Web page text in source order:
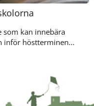
som kan innebära
inför höstterminen...